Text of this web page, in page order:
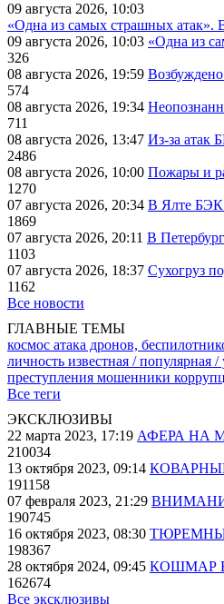
09 августа 2026, 10:03
«Одна из самых страшных атак».
09 августа 2026, 10:03 «Одна из
326
08 августа 2026, 19:59 Возбуждено
574
08 августа 2026, 19:34
711
08 августа 2026, 13:47 Из-за атак
2486
08 августа 2026, 10:00 Пожары и
1270
07 августа 2026, 20:34 В Ялте БЭК
1869
07 августа 2026, 20:11 В
1103
07 августа 2026, 18:37 Сухогруз
1162
Все новости
ГЛАВНЫЕ ТЕМЫ
космос атака дронов,
личность известная / популярная
преступления мошенники
Все теги
ЭКСКЛЮЗИВЫ
22 марта 2023, 17:19 АФЕРА НА
210034
13 октября 2023, 09:14
191158
07 февраля 2023, 21:29
190745
16 октября 2023, 08:30
198367
28 октября 2024, 09:45 КОШМАР
162674
Все эксклюзивы